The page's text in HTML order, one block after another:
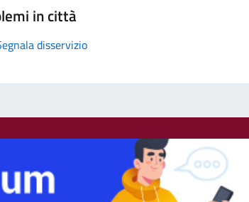
in città
disservizio